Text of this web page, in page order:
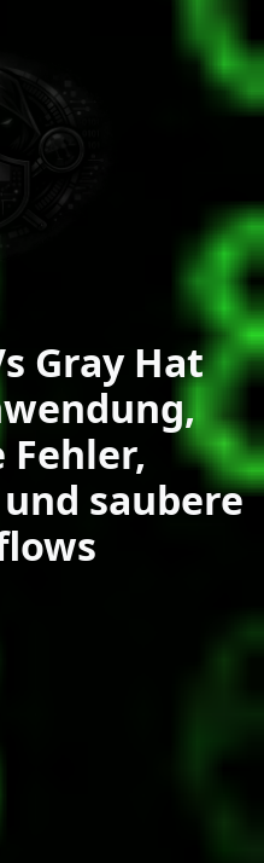
Gray Hat
saubere